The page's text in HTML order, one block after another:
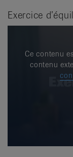
Exercice
Ce contenu
contenu